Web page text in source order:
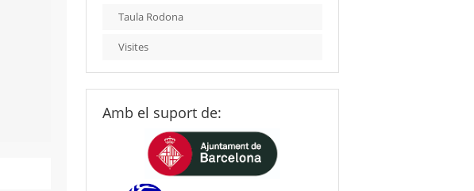
Taula Rodona
Visites
Amb el suport de: